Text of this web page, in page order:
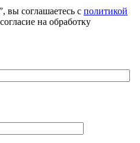
вы соглашаетесь с политикой
на обработку